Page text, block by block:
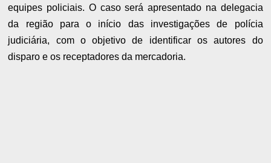
equipes policiais. O caso será apresentado na delegacia
da região para o início das investigações de polícia
judiciária, com o objetivo de identificar os autores do
disparo e os receptadores da mercadoria.